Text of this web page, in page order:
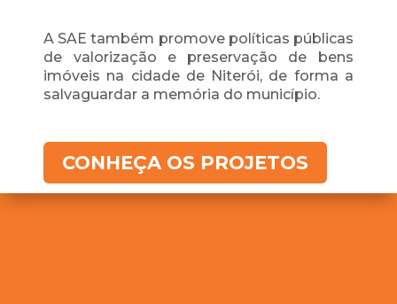
A SAE também promove políticas públicas
de valorização e preservação de bens
imóveis na cidade de Niterói, de forma a
salvaguardar a memória do município.
CONHEÇA OS PROJETOS